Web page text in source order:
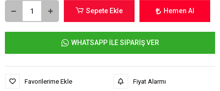
Sepete Ekle Hemen Al
WHATSAPP İLE SİPARİŞ VER
Favorilerime Ekle Fiyat Alarmı